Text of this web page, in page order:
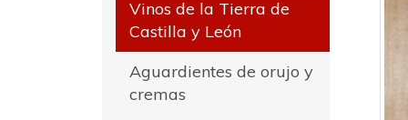
Vinos de la Tierra de
Castilla y León
Aguardientes de orujo y
cremas